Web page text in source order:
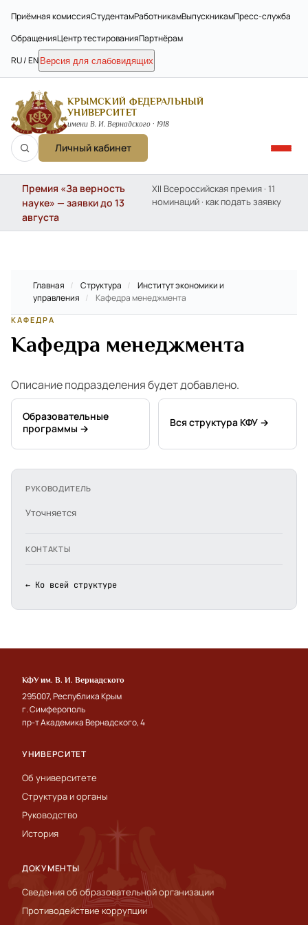
Приёмная комиссияСтудентамРаботникамВыпускникамПресс-служба
ОбращенияЦентр тестированияПартнёрам
RU / EN Версия для слабовидящих
КРЫМСКИЙ ФЕДЕРАЛЬНЫЙ
УНИВЕРСИТЕТ
имени В. И. Вернадского · 1918
Личный кабинет
Премия «За верность
науке» — заявки до 13
августа
XII Всероссийская премия · 11
номинаций · как подать заявку
Главная / Структура /
Институт экономики и
управления / Кафедра менеджмента
КАФЕДРА
Кафедра менеджмента
Описание подразделения будет добавлено.
Образовательные
программы →
Вся структура КФУ →
РУКОВОДИТЕЛЬ
Уточняется
КОНТАКТЫ
← Ко всей структуре
КФУ им. В. И. Вернадского
295007, Республика Крым
г. Симферополь
пр-т Академика Вернадского, 4
УНИВЕРСИТЕТ
Об университете
Структура и органы
Руководство
История
ДОКУМЕНТЫ
Сведения об образовательной организации
Противодействие коррупции